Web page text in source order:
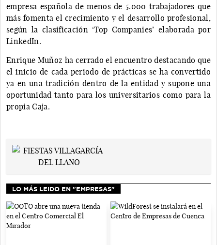
empresa española de menos de 5.000 trabajadores que
más fomenta el crecimiento y el desarrollo profesional,
según la clasificación ‘Top Companies’ elaborada por
LinkedIn.
Enrique Muñoz ha cerrado el encuentro destacando que
el inicio de cada periodo de prácticas se ha convertido
ya en una tradición dentro de la entidad y supone una
oportunidad tanto para los universitarios como para la
propia Caja.
LO MÁS LEIDO EN "EMPRESAS"